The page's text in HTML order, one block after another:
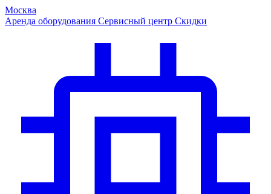
Москва
Аренда оборудования Сервисный центр Скидки